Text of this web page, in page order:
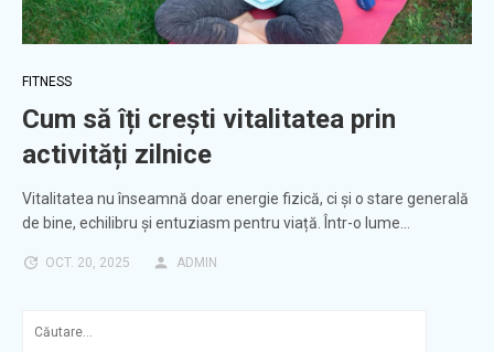
FITNESS
Cum să îți crești vitalitatea prin
activități zilnice
Vitalitatea nu înseamnă doar energie fizică, ci și o stare generală
de bine, echilibru și entuziasm pentru viață. Într-o lume…
OCT. 20, 2025 ADMIN